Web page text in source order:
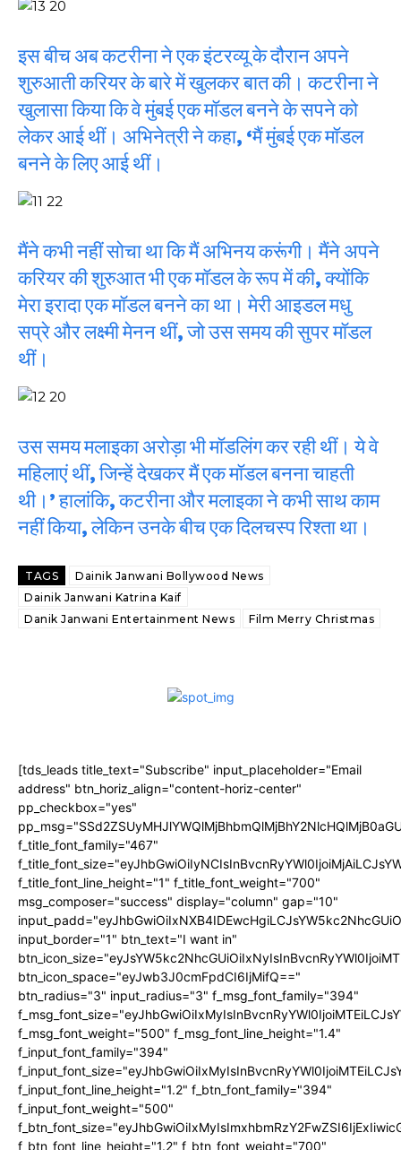
इस बीच अब कटरीना ने एक इंटरव्यू के दौरान अपने
शुरुआती करियर के बारे में खुलकर बात की। कटरीना ने
खुलासा किया कि वे मुंबई एक मॉडल बनने के सपने को
लेकर आई थीं। अभिनेत्री ने कहा, ‘मैं मुंबई एक मॉडल
बनने के लिए आई थीं।
मैंने कभी नहीं सोचा था कि मैं अभिनय करूंगी। मैंने अपने
करियर की शुरुआत भी एक मॉडल के रूप में की, क्योंकि
मेरा इरादा एक मॉडल बनने का था। मेरी आइडल मधु
सप्रे और लक्ष्मी मेनन थीं, जो उस समय की सुपर मॉडल
थीं।
उस समय मलाइका अरोड़ा भी मॉडलिंग कर रही थीं। ये वे
महिलाएं थीं, जिन्हें देखकर मैं एक मॉडल बनना चाहती
थी।’ हालांकि, कटरीना और मलाइका ने कभी साथ काम
नहीं किया, लेकिन उनके बीच एक दिलचस्प रिश्ता था।
TAGS
Dainik Janwani Bollywood News
Dainik Janwani Katrina Kaif
Danik Janwani Entertainment News
Film Merry Christmas
[tds_leads title_text="Subscribe" input_placeholder="Email
address" btn_horiz_align="content-horiz-center"
pp_checkbox="yes"
f_title_font_family="467"
f_title_font_line_height="1" f_title_font_weight="700"
msg_composer="success" display="column" gap="10"
input_border="1" btn_text="I want in"
btn_icon_space="eyJwb3J0cmFpdCI6IjMifQ=="
btn_radius="3" input_radius="3" f_msg_font_family="394"
f_msg_font_weight="500" f_msg_font_line_height="1.4"
f_input_font_family="394"
f_input_font_line_height="1.2" f_btn_font_family="394"
f_input_font_weight="500"
f_btn_font_line_height="1.2" f_btn_font_weight="700"